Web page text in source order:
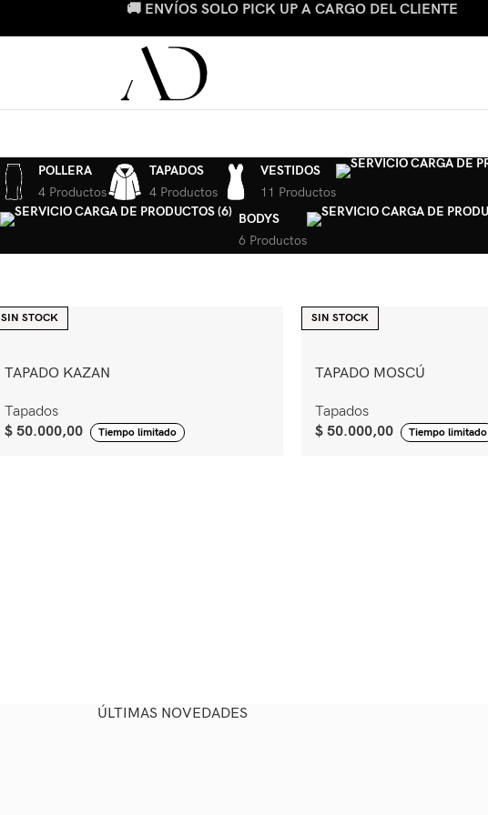
🚚 ENVÍOS SOLO PICK UP A CARGO DEL CLIENTE
POLLERA
4 Productos
TAPADOS
4 Productos
VESTIDOS
11 Productos
BODYS
6 Productos
SIN STOCK
TAPADO KAZAN
Tapados
$ 50.000,00 Tiempo limitado
SIN STOCK
TAPADO MOSCÚ
Tapados
$ 50.000,00 Tiempo limitado
ÚLTIMAS NOVEDADES